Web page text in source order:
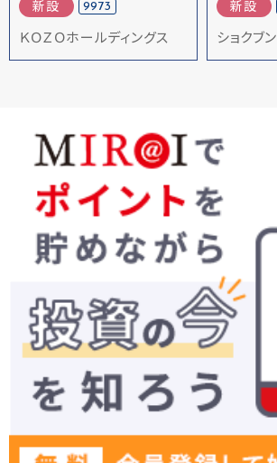
新設 9973
ＫＯＺＯホールディングス
新設
ショクブン